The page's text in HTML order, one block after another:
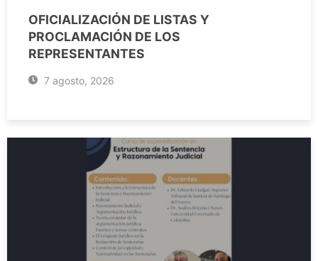
OFICIALIZACIÓN DE LISTAS Y
PROCLAMACIÓN DE LOS
REPRESENTANTES
7 agosto, 2026